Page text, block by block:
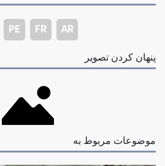
AR
FR
PE
پنهان کردن تصویر
موضوعات مربوط به